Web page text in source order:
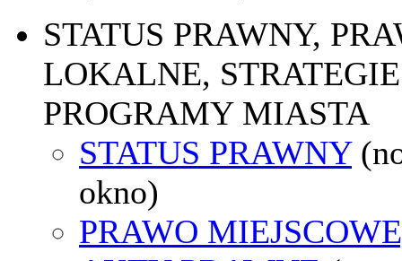
STATUS PRAWNY,
LOKALNE,
PROGRAMY MIASTA
STATUS PRAWNY
okno)
PRAWO